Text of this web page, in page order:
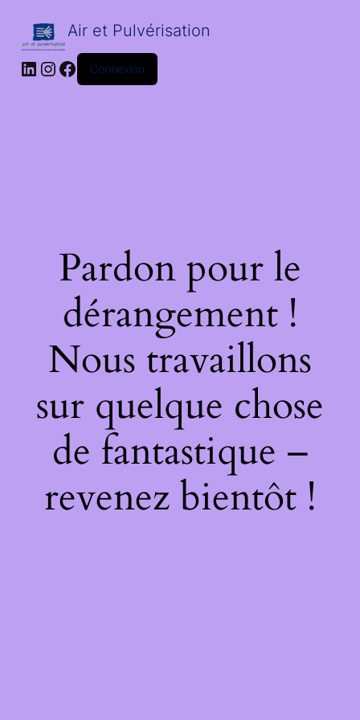
Air et Pulvérisation
LinkedIn
Instagram
Facebook
Connexion
Pardon pour le
dérangement !
Nous travaillons
sur quelque chose
de fantastique –
revenez bientôt !